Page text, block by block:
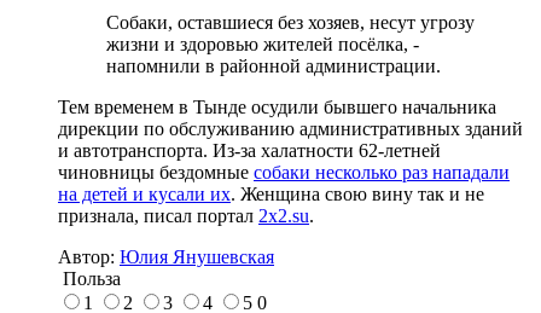
Собаки, оставшиеся без хозяев, несут угрозу
жизни и здоровью жителей посёлка, -
напомнили в районной администрации.
Тем временем в Тынде осудили бывшего начальника
дирекции по обслуживанию административных зданий
и автотранспорта. Из-за халатности 62-летней
чиновницы бездомные собаки несколько раз нападали
на детей и кусали их. Женщина свою вину так и не
признала, писал портал 2x2.su.
Автор: Юлия Янушевская
Польза
1
2 3 4 5 0